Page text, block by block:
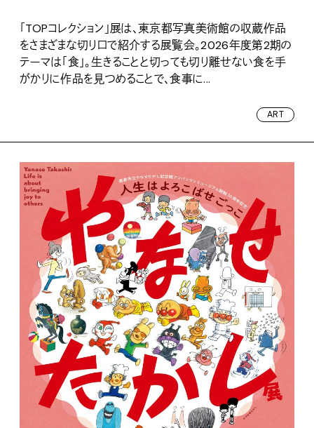
「TOPコレクション」展は、東京都写真美術館の収蔵作品
をさまざまな切り口で紹介する展覧会。2026年度第2期の
テーマは「食」。生きることと切っても切り離せない食を手
がかりに作品を見つめることで、食事に...
ART